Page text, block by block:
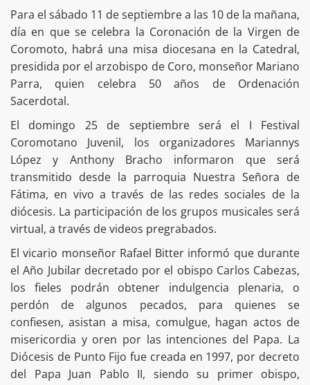
Para el sábado 11 de septiembre a las 10 de la mañana,
día en que se celebra la Coronación de la Virgen de
Coromoto, habrá una misa diocesana en la Catedral,
presidida por el arzobispo de Coro, monseñor Mariano
Parra, quien celebra 50 años de Ordenación
Sacerdotal.
El domingo 25 de septiembre será el I Festival
Coromotano Juvenil, los organizadores Mariannys
López y Anthony Bracho informaron que será
transmitido desde la parroquia Nuestra Señora de
Fátima, en vivo a través de las redes sociales de la
diócesis. La participación de los grupos musicales será
virtual, a través de videos pregrabados.
El vicario monseñor Rafael Bitter informó que durante
el Año Jubilar decretado por el obispo Carlos Cabezas,
los fieles podrán obtener indulgencia plenaria, o
perdón de algunos pecados, para quienes se
confiesen, asistan a misa, comulgue, hagan actos de
misericordia y oren por las intenciones del Papa. La
Diócesis de Punto Fijo fue creada en 1997, por decreto
del Papa Juan Pablo II, siendo su primer obispo,